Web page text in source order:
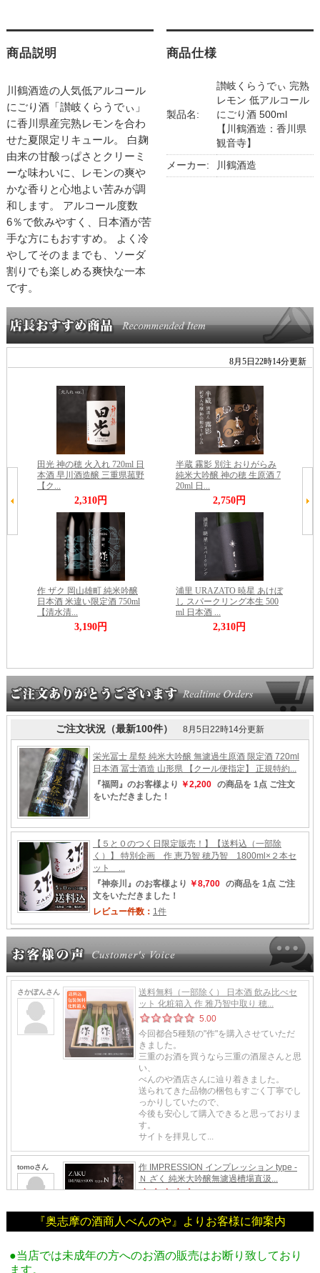
商品説明
川鶴酒造の人気低アルコール
にごり酒「讃岐くらうでぃ」
に香川県産完熟レモンを合わ
せた夏限定リキュール。 白麹
由来の甘酸っぱさとクリーミ
ーな味わいに、レモンの爽や
かな香りと心地よい苦みが調
和します。 アルコール度数
6％で飲みやすく、日本酒が苦
手な方にもおすすめ。 よく冷
やしてそのままでも、ソーダ
割りでも楽しめる爽快な一本
です。
商品仕様
製品名:
讃岐くらうでぃ 完熟
レモン 低アルコール
にごり酒 500ml
【川鶴酒造：香川県
観音寺】
メーカー: 川鶴酒造
『奥志摩の酒商人べんのや』よりお客様に御案内
●当店では未成年の方へのお酒の販売はお断り致しており
ます。